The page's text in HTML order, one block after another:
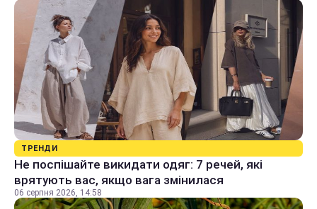
ТРЕНДИ
Не поспішайте викидати одяг: 7 речей, які
врятують вас, якщо вага змінилася
06 серпня 2026, 14:58